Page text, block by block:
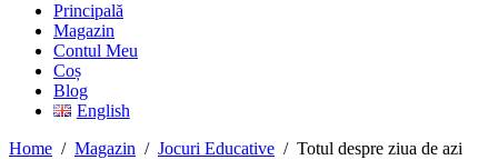
Principală
Magazin
Contul Meu
Coș
Blog
English
Home / Magazin / Jocuri Educative / Totul despre ziua de azi